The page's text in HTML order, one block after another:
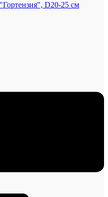
D20-25 см